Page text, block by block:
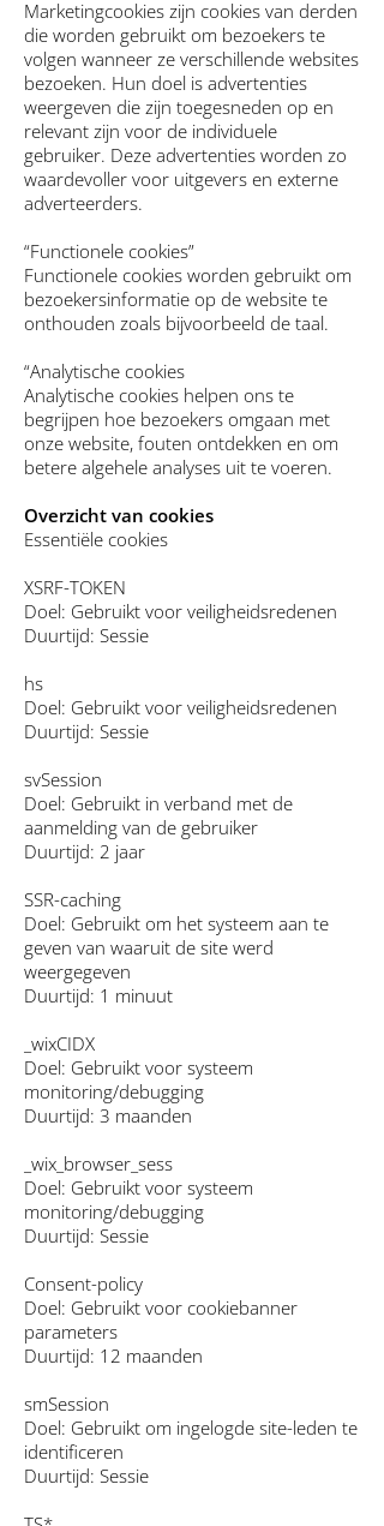
Marketingcookies zijn cookies van derden
die worden gebruikt om bezoekers te
volgen wanneer ze verschillende websites
bezoeken. Hun doel is advertenties
weergeven die zijn toegesneden op en
relevant zijn voor de individuele
gebruiker. Deze advertenties worden zo
waardevoller voor uitgevers en externe
adverteerders.
“Functionele cookies”
Functionele cookies worden gebruikt om
bezoekersinformatie op de website te
onthouden zoals bijvoorbeeld de taal.
“Analytische cookies
Analytische cookies helpen ons te
begrijpen hoe bezoekers omgaan met
onze website, fouten ontdekken en om
betere algehele analyses uit te voeren.
Overzicht van cookies
Essentiële cookies
XSRF-TOKEN
Doel: Gebruikt voor veiligheidsredenen
Duurtijd: Sessie
hs
Doel: Gebruikt voor veiligheidsredenen
Duurtijd: Sessie
svSession
Doel: Gebruikt in verband met de
aanmelding van de gebruiker
Duurtijd: 2 jaar
SSR-caching
Doel: Gebruikt om het systeem aan te
geven van waaruit de site werd
weergegeven
Duurtijd: 1 minuut
_wixCIDX
Doel: Gebruikt voor systeem
monitoring/debugging
Duurtijd: 3 maanden
_wix_browser_sess
Doel: Gebruikt voor systeem
monitoring/debugging
Duurtijd: Sessie
Consent-policy
Doel: Gebruikt voor cookiebanner
parameters
Duurtijd: 12 maanden
smSession
Doel: Gebruikt om ingelogde site-leden te
identificeren
Duurtijd: Sessie